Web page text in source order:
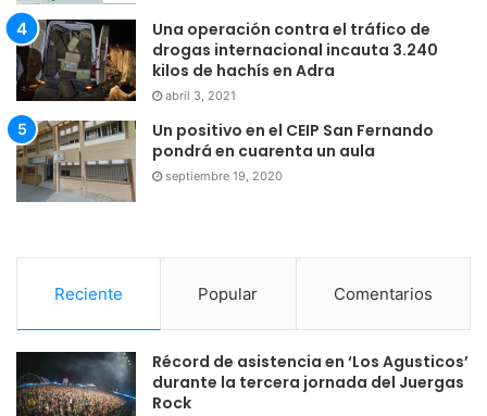
Una operación contra el tráfico de
drogas internacional incauta 3.240
kilos de hachís en Adra
abril 3, 2021
Un positivo en el CEIP San Fernando
pondrá en cuarenta un aula
septiembre 19, 2020
Reciente Popular Comentarios
Récord de asistencia en ‘Los Agusticos’
durante la tercera jornada del Juergas
Rock